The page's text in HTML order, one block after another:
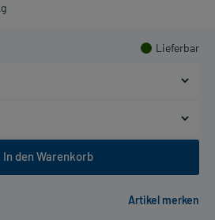
Lieferbar
In den Warenkorb